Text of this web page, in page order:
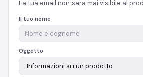
La tua email non sara mai visibile al
Il tuo nome
Oggetto